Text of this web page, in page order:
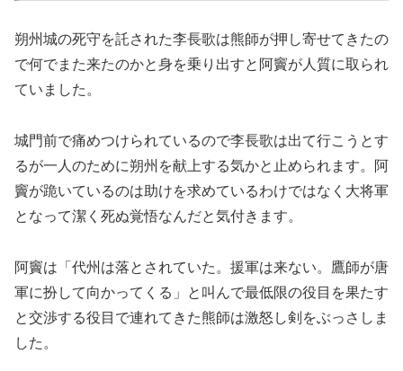
朔州城の死守を託された李長歌は熊師が押し寄せてきたの
で何でまた来たのかと身を乗り出すと阿竇が人質に取られ
ていました。
城門前で痛めつけられているので李長歌は出て行こうとす
るが一人のために朔州を献上する気かと止められます。阿
竇が跪いているのは助けを求めているわけではなく大将軍
となって潔く死ぬ覚悟なんだと気付きます。
阿竇は「代州は落とされていた。援軍は来ない。鷹師が唐
軍に扮して向かってくる」と叫んで最低限の役目を果たす
と交渉する役目で連れてきた熊師は激怒し剣をぶっさしま
した。